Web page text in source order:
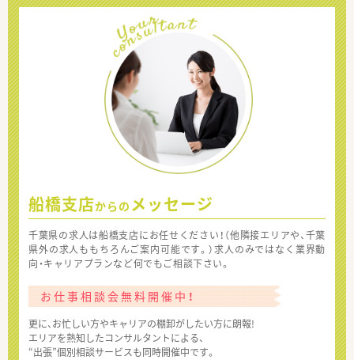
船橋支店からの メッセージ
千葉県の求人は船橋支店にお任せください！（他隣接エリアや、千葉
県外の求人ももちろんご案内可能です。）求人のみではなく業界動
向・キャリアプランなど何でもご相談下さい。
お仕事相談会無料開催中！
更に、お忙しい方やキャリアの棚卸がしたい方に朗報!
エリアを熟知したコンサルタントによる、
“出張”個別相談サービスも同時開催中です。